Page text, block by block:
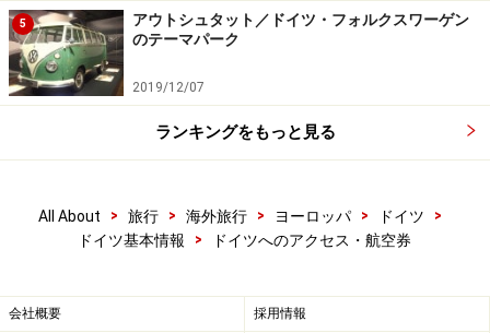
5
アウトシュタット／ドイツ・フォルクスワーゲン
のテーマパーク
2019/12/07
ランキングをもっと見る
All About > 旅行 > 海外旅行 > ヨーロッパ > ドイツ
>
ドイツ基本情報
> ドイツへのアクセス・航空券
会社概要 採用情報